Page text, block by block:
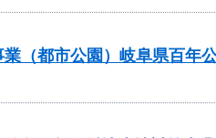
（都市公園）岐阜県百年